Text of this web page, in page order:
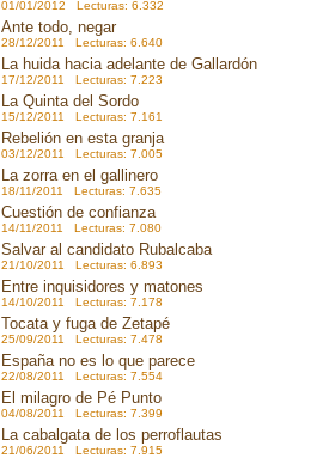
01/01/2012 Lecturas: 6.332
Ante todo, negar
28/12/2011 Lecturas: 6.640
La huida hacia adelante de Gallardón
17/12/2011 Lecturas: 7.223
La Quinta del Sordo
15/12/2011 Lecturas: 7.161
Rebelión en esta granja
03/12/2011 Lecturas: 7.005
La zorra en el gallinero
18/11/2011 Lecturas: 7.635
Cuestión de confianza
14/11/2011 Lecturas: 7.080
Salvar al candidato Rubalcaba
21/10/2011 Lecturas: 6.893
Entre inquisidores y matones
14/10/2011 Lecturas: 7.178
Tocata y fuga de Zetapé
25/09/2011 Lecturas: 7.478
España no es lo que parece
22/08/2011 Lecturas: 7.554
El milagro de Pé Punto
04/08/2011 Lecturas: 7.399
La cabalgata de los perroflautas
21/06/2011 Lecturas: 7.915